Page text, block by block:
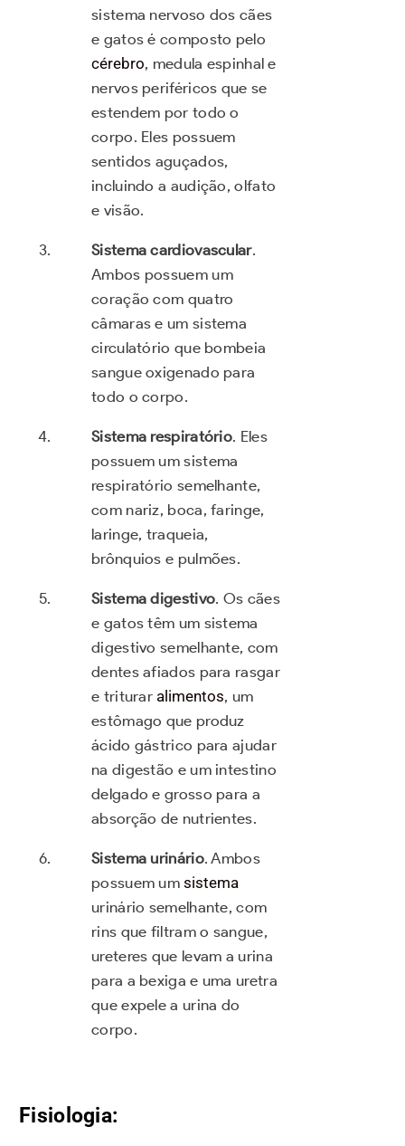
sistema nervoso dos cães
e gatos é composto pelo
cérebro, medula espinhal e
nervos periféricos que se
estendem por todo o
corpo. Eles possuem
sentidos aguçados,
incluindo a audição, olfato
e visão.
Sistema cardiovascular.
Ambos possuem um
coração com quatro
câmaras e um sistema
circulatório que bombeia
sangue oxigenado para
todo o corpo.
Sistema respiratório. Eles
possuem um sistema
respiratório semelhante,
com nariz, boca, faringe,
laringe, traqueia,
brônquios e pulmões.
Sistema digestivo. Os cães
e gatos têm um sistema
digestivo semelhante, com
dentes afiados para rasgar
e triturar alimentos, um
estômago que produz
ácido gástrico para ajudar
na digestão e um intestino
delgado e grosso para a
absorção de nutrientes.
Sistema urinário. Ambos
possuem umsistema
urinário semelhante, com
rins que filtram o sangue,
ureteres que levam a urina
para a bexiga e uma uretra
que expele a urina do
corpo.
Fisiologia: